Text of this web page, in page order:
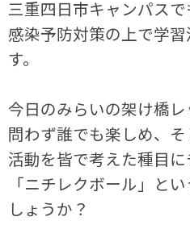
三重四日市キャンパス
感染予防対策の上で学
す。
今日のみらいの架け橋
問わず誰でも楽しめ、
活動を皆で考えた種目に
「ニチレクボール」と
しょうか？